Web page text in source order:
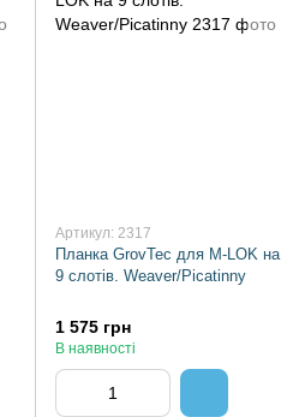
Артикул: 2317
Планка GrovTec для M-LOK на
9 слотів. Weaver/Picatinny
1 575 грн
В наявності